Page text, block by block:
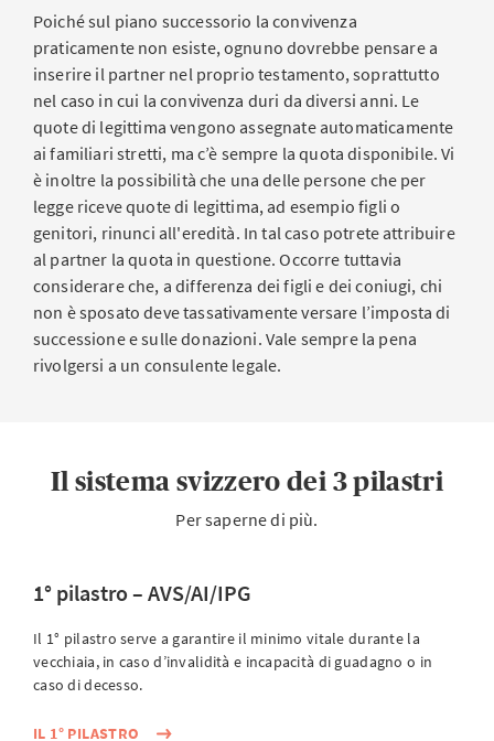
Poiché sul piano successorio la convivenza
praticamente non esiste, ognuno dovrebbe pensare a
inserire il partner nel proprio testamento, soprattutto
nel caso in cui la convivenza duri da diversi anni. Le
quote di legittima vengono assegnate automaticamente
ai familiari stretti, ma c’è sempre la quota disponibile. Vi
è inoltre la possibilità che una delle persone che per
legge riceve quote di legittima, ad esempio figli o
genitori, rinunci all'eredità. In tal caso potrete attribuire
al partner la quota in questione. Occorre tuttavia
considerare che, a differenza dei figli e dei coniugi, chi
non è sposato deve tassativamente versare l’imposta di
successione e sulle donazioni. Vale sempre la pena
rivolgersi a un consulente legale.
Il sistema svizzero dei 3 pilastri
Per saperne di più.
1° pilastro – AVS/AI/IPG
Il 1° pilastro serve a garantire il minimo vitale durante la
vecchiaia, in caso d’invalidità e incapacità di guadagno o in
caso di decesso.
IL 1° PILASTRO